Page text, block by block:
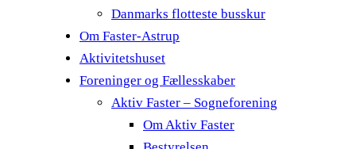
Danmarks flotteste busskur
Om Faster-Astrup
Aktivitetshuset
Foreninger og Fællesskaber
Aktiv Faster – Sogneforening
Om Aktiv Faster